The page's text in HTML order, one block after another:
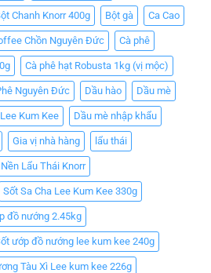
Chanh Knorr 400g Bột gà Ca Cao
Chồn Nguyên Đức Cà phê
Cà phê hạt Robusta 1kg (vị mộc)
Nguyên Đức Dầu hào Dầu mè
Kum Kee Dầu mè nhập khẩu
Gia vị nhà hàng lẩu thái
Lẩu Thái Knorr
Sốt Sa Cha Lee Kum Kee 330g
đồ nướng 2.45kg
ướp đồ nướng lee kum kee 240g
Tàu Xì Lee kum kee 226g